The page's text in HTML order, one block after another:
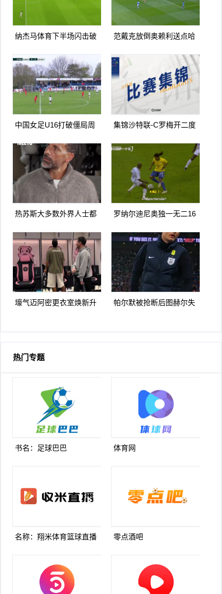
纳杰马体育下半场闪击破
得手
范戴克放倒奥赖利送点哈
浦
中国女足U16打破僵局周
远角破门
集锦沙特联-C罗梅开二度
热苏斯大多数外界人士都
么
罗纳尔迪尼奥独一无二16
糕时刻
壕气迈阿密更衣室焕新升
帕尔默被抢断后图赫尔失
破门
热门专题
书名：足球巴巴 体育网
名称：翔米体育篮球直播 零点酒吧